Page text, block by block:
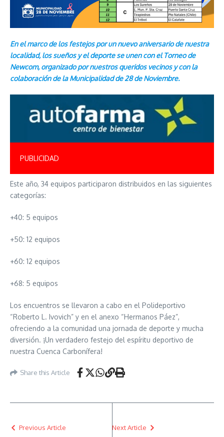
En el marco de los festejos por un nuevo aniversario de nuestra
localidad, los sueños y el deporte se unen con el Torneo de
Newcom, organizado por nuestros queridos vecinos y con la
colaboración de la Municipalidad de 28 de Noviembre.
PUBLICIDAD
Este año, 34 equipos participaron distribuidos en las siguientes
categorías:
+40: 5 equipos
+50: 12 equipos
+60: 12 equipos
+68: 5 equipos
Los encuentros se llevaron a cabo en el Polideportivo
“Roberto L. Ivovich” y en el anexo “Hermanos Páez”,
ofreciendo a la comunidad una jornada de deporte y mucha
diversión. ¡Un verdadero festejo del espíritu deportivo de
nuestra Cuenca Carbonífera!
Share this Article
Previous Article Next Article